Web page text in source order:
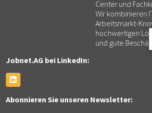
Center und
Wir kombinieren
Arbeitsmarkt-
hochwertigen
und gute
Jobnet.AG bei LinkedIn:
Abonnieren Sie unseren Newsletter: